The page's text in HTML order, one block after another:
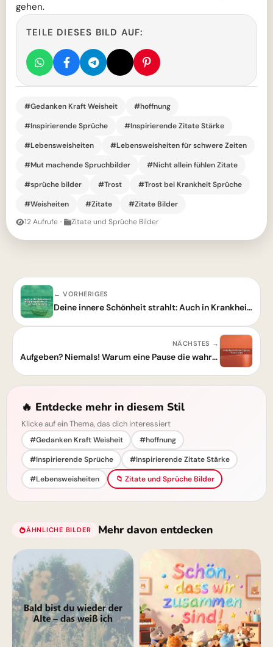
gehen.
TEILE DIESES BILD AUF:
#Gedanken Kraft Weisheit
#hoffnung
#Inspirierende Sprüche
#Inspirierende Zitate Stärke
#Lebensweisheiten
#Lebensweisheiten für schwere Zeiten
#Mut machende Spruchbilder
#Nicht allein fühlen Zitate
#sprüche bilder
#Trost
#Trost bei Krankheit Sprüche
#Weisheiten
#Zitate
#Zitate Bilder
12 Aufrufe · Zitate und Sprüche Bilder
← VORHERIGES
Deine innere Schönheit strahlt: Auch in Krankheit bist du wundervoll!
NÄCHSTES →
Aufgeben? Niemals! Warum eine Pause die wahre Stärke zeigt.
🔥 Entdecke mehr in diesem Stil
Klicke auf ein Thema, das dich interessiert
#Gedanken Kraft Weisheit
#hoffnung
#Inspirierende Sprüche
#Inspirierende Zitate Stärke
#Lebensweisheiten
📁 Zitate und Sprüche Bilder
ÄHNLICHE BILDER Mehr davon entdecken